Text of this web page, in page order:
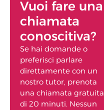
Vuoi fare una
chiamata
conoscitiva?
Se hai domande o
preferisci parlare
direttamente con un
nostro tutor, prenota
una chiamata gratuita
di 20 minuti. Nessun